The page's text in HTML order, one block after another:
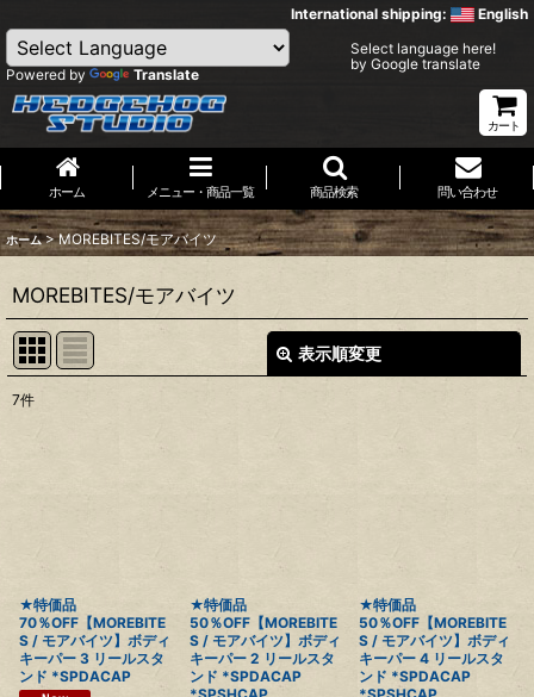
International shipping: English
Powered by Translate
Select language here!
by Google translate
カート
ホーム メニュー・商品一覧 商品検索 問い合わせ
ホーム > MOREBITES/モアバイツ
MOREBITES/モアバイツ
表示順変更
7件
★特価品
70％OFF【MOREBITE
S / モアバイツ】ボディ
キーパー 3 リールスタ
ンド *SPDACAP
★特価品
50％OFF【MOREBITE
S / モアバイツ】ボディ
キーパー 2 リールスタ
ンド *SPDACAP
★特価品
50％OFF【MOREBITE
S / モアバイツ】ボディ
キーパー 4 リールスタ
ンド *SPDACAP